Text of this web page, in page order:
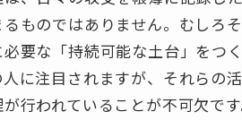
ものではありません。むしろ
要な「持続可能な土台」をつ
に注目されますが、それらの
行われていることが不可欠で